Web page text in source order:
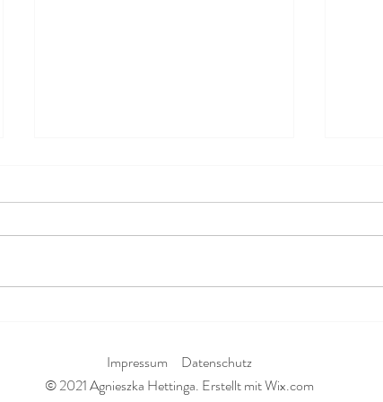
MEIDENImpressum
Datenschutz
© 2021 Agnieszka Hettinga. Erstellt mit Wix.com